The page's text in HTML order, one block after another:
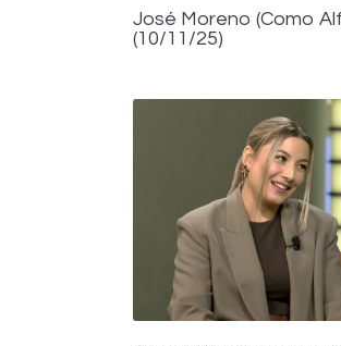
José Moreno (Como
(10/11/25)